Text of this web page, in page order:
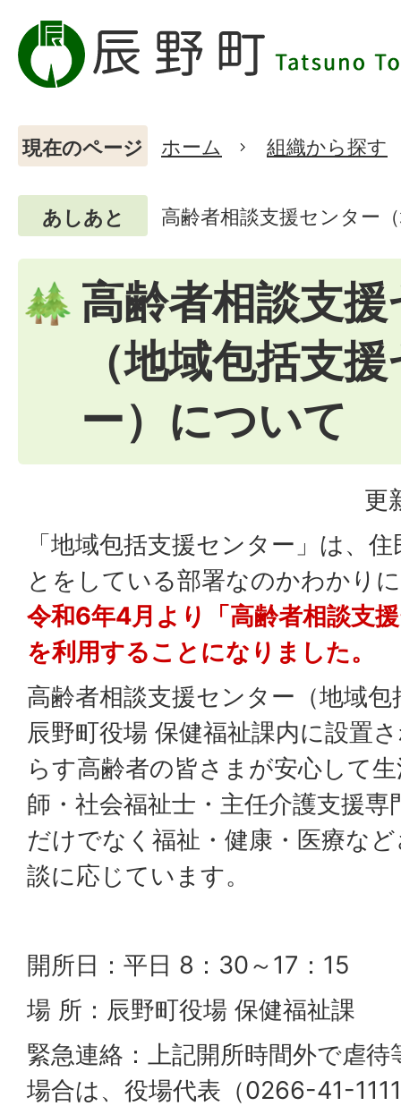
現在のページ ホーム 組織から探す
あしあと 高齢者相談支援センター
高齢者相談支
（地域包括支
ー）について
更
「地域包括支援センター」は、
とをしている部署なのかわかり
令和6年4月より「高齢者相談支
を利用することになりました。
高齢者相談支援センター（地域
辰野町役場 保健福祉課内に設置
らす高齢者の皆さまが安心して
師・社会福祉士・主任介護支援
だけでなく福祉・健康・医療な
談に応じています。
開所日：平日 8：30～17：15
場 所：辰野町役場 保健福祉課
緊急連絡：上記開所時間外で虐
場合は、役場代表（0266-41-